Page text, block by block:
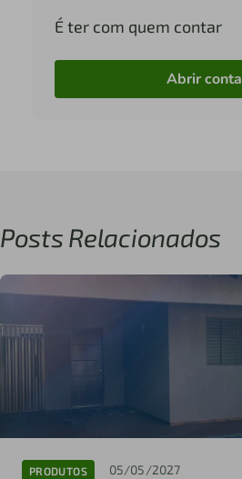
É ter com quem contar
Abrir conta
Posts Relacionados
PRODUTOS 05/05/2027